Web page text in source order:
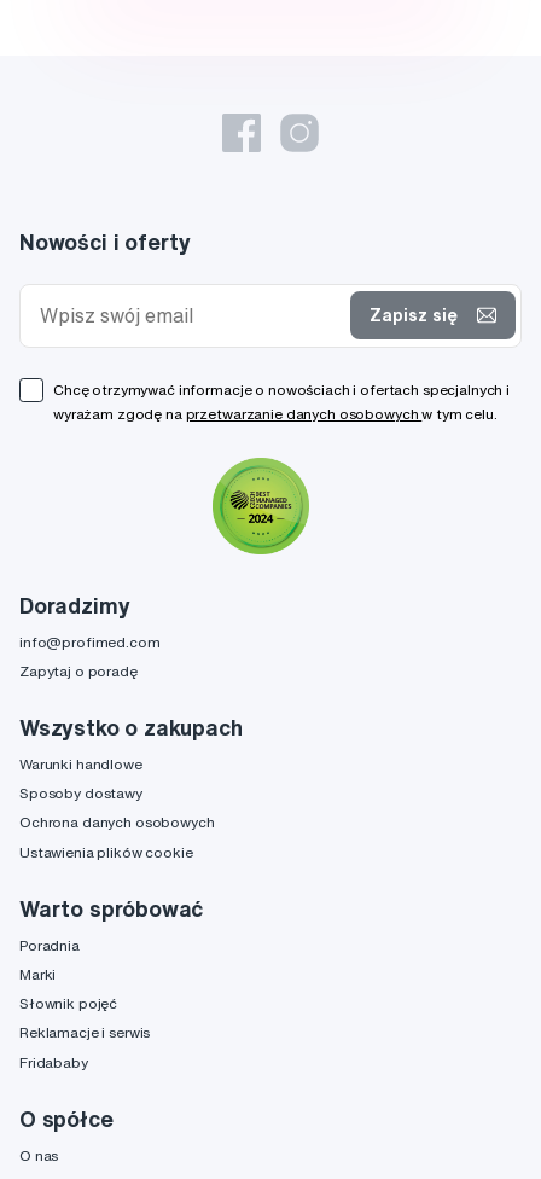
Doradzimy
info@profimed.com
Zapytaj o poradę
Wszystko o zakupach
Warunki handlowe
Sposoby dostawy
Ochrona danych osobowych
Ustawienia plików cookie
Warto spróbować
Poradnia
Marki
Słownik pojęć
Reklamacje i serwis
Fridababy
O spółce
O nas
Nowości i oferty
Zapisz się
Chcę otrzymywać informacje o nowościach i ofertach specjalnych i
wyrażam zgodę na przetwarzanie danych osobowychw tym celu.